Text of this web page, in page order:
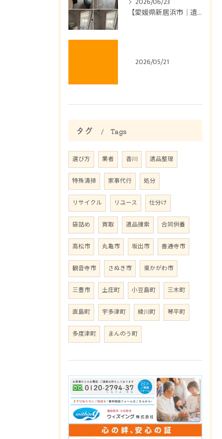
【愛媛県新居浜市｜遺品整理】
2026/05/21
タグ Tags
選び方 業者 香川 遺品整理
特殊清掃 家事代行 処分
リサイクル リユース 仕分け
袋詰め 買取 遺品捜索 合同供養
高松市 丸亀市 坂出市 善通寺市
観音寺市 さぬき市 東かがわ市
三豊市 土庄町 小豆島町 三木町
直島町 宇多津町 綾川町 琴平町
多度津町 まんのう町